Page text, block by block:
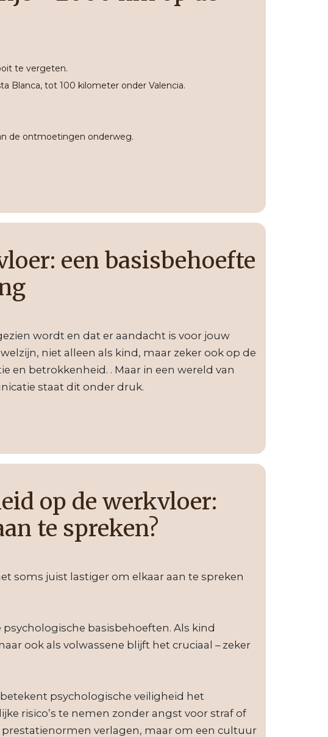
te vergeten.
Blanca, tot 100 kilometer onder Valencia.
de ontmoetingen onderweg.
een basisbehoefte
wordt en dat er aandacht is voor jouw
niet alleen als kind, maar zeker ook op de
en betrokkenheid. . Maar in een wereld van
staat dit onder druk.
op de werkvloer:
te spreken?
soms juist lastiger om elkaar aan te spreken
basisbehoeften. Als kind
ook als volwassene blijft het cruciaal – zeker
psychologische veiligheid het
risico’s te nemen zonder angst voor straf of
verlagen, maar om een cultuur